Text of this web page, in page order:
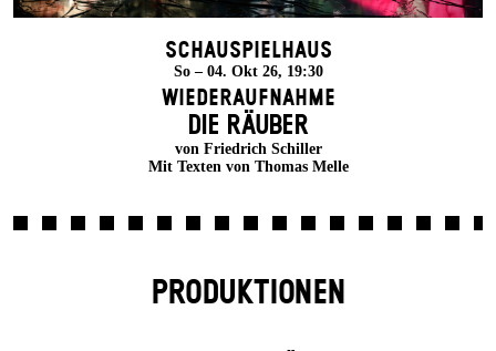
Schauspielhaus
So – 04. Okt 26, 19:30
Wiederaufnahme
DIE RÄUBER
von Friedrich Schiller
Mit Texten von Thomas Melle
PRODUKTIONEN